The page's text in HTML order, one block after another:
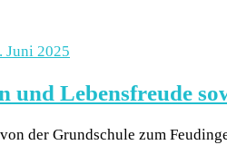
Juni 2025
und Lebensfreude
der Grundschule zum